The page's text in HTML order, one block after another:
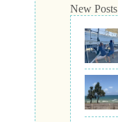
New Posts